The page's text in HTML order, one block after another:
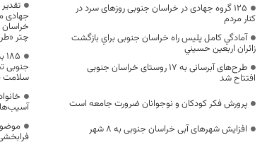
۱۲۵ گروه جهادی در خراسان جنوبی روزهای سرد در
کنار مردم
آمادگي کامل پلیس راه خراسان جنوبی براي بازگشت
زائران اربعين حسيني
طرح‌های آبرسانی به ۱۷ روستای خراسان جنوبی
افتتاح شد
پرورش فکر کودکان و نوجوانان ضرورت جامعه است
افزایش شهرهای آبی خراسان جنوبی به ۸ شهر
جهادی
چتر
جنوبی
سلامت